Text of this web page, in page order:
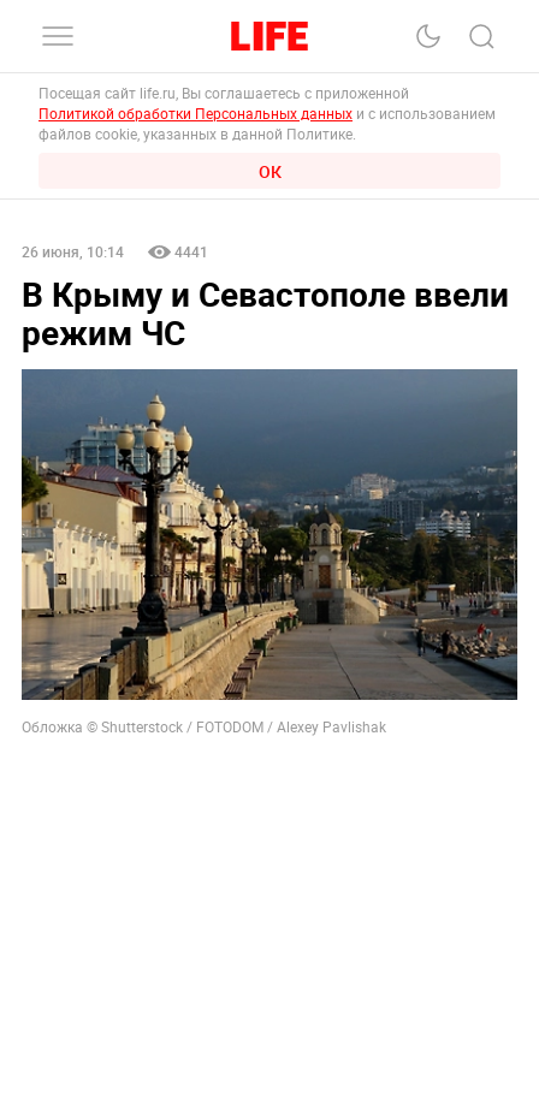
Посещая сайт life.ru, Вы соглашаетесь с приложенной
Политикой обработки Персональных данных и с использованием
файлов cookie, указанных в данной Политике.
ОК
26 июня, 10:14 4441
В Крыму и Севастополе ввели
режим ЧС
Обложка © Shutterstock / FOTODOM / Alexey Pavlishak